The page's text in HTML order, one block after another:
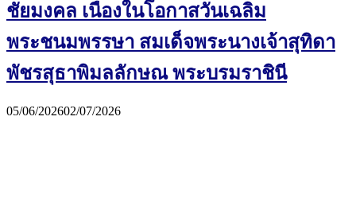
ชัยมงคล เนื่องในโอกาสวันเฉลิม
พระชนมพรรษา สมเด็จพระนางเจ้าสุทิดา
พัชรสุธาพิมลลักษณ พระบรมราชินี
05/06/202602/07/2026